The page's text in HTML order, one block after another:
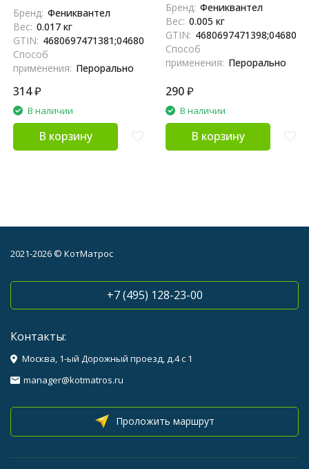
Бренд: Фениквантел
Вес: 0.017 кг
GTIN: 4680697471381;04680697471381
Способ
применения: Перорально
314₽
В наличии
В корзину
Бренд: Фениквантел
Вес: 0.005 кг
GTIN:
Способ
применения: Перорально
290₽
В наличии
В корзину
2021-2026 © КотМатрос
+7 (495) 128-23-00
Контакты:
Москва, 1-ый Дорожный проезд, д.4 с 1
manager@kotmatros.ru
Проложить маршрут